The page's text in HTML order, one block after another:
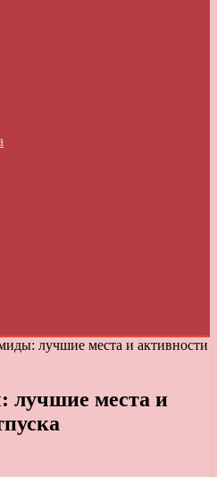
лучшие места и активности
места и